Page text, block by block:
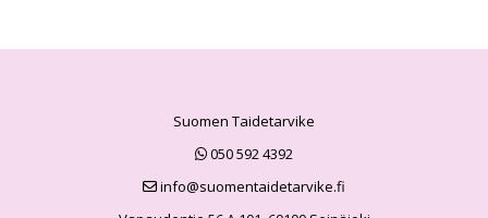
Suomen Taidetarvike
050 592 4392
info@suomentaidetarvike.fi